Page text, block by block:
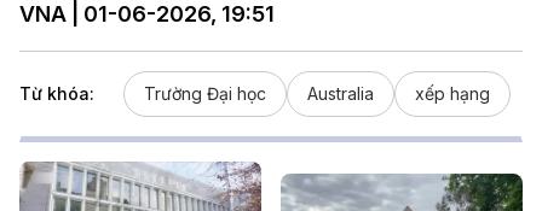
VNA | 01-06-2026, 19:51
Từ khóa: Trường Đại học Australia xếp hạng